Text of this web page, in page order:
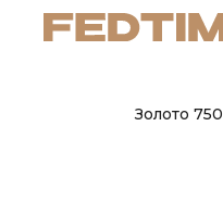
Золото 750